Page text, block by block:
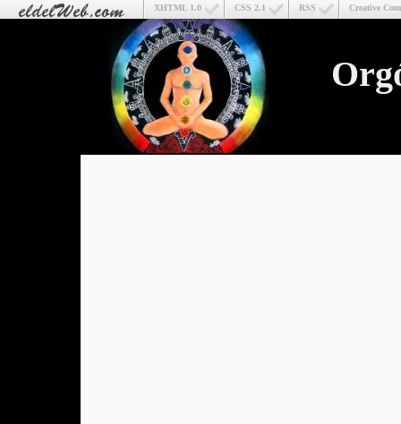
Creative
RSS
CSS 2.1
XHTML 1.0